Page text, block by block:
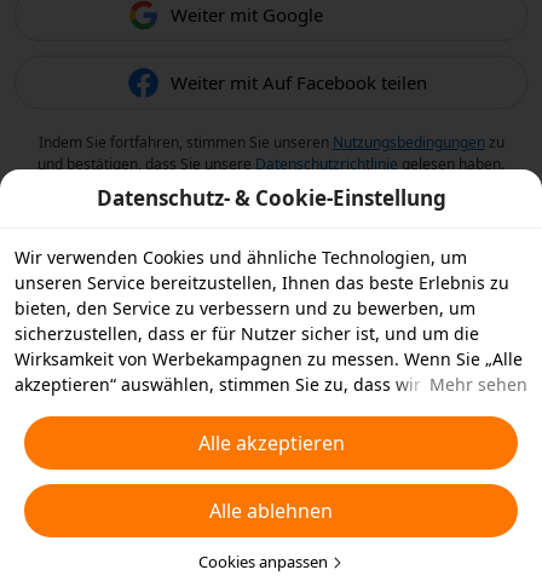
Weiter mit Google
Weiter mit Auf Facebook teilen
Indem Sie fortfahren, stimmen Sie unseren Nutzungsbedingungen zu
und bestätigen, dass Sie unsere Datenschutzrichtlinie gelesen haben.
Datenschutz- & Cookie-Einstellung
Wir verwenden Cookies und ähnliche Technologien, um
unseren Service bereitzustellen, Ihnen das beste Erlebnis zu
bieten, den Service zu verbessern und zu bewerben, um
sicherzustellen, dass er für Nutzer sicher ist, und um die
Wirksamkeit von Werbekampagnen zu messen. Wenn Sie „Alle
akzeptieren“ auswählen, stimmen Sie zu, dass wir und die
ähnliche Technologien für Werbezwecke auf Ihrem Gerät
speichern. Alternativ können Sie auch über „Alle ablehnen“
nicht notwendige Cookies ablehnen oder auswählen, welche
Arten von Cookies Sie akzeptieren oder deaktivieren möchten,
indem Sie unten oder jederzeit in Ihren
Datenschutzeinstellungen auf „Cookies anpassen“ klicken.
Mehr sehen
Alle akzeptieren
Alle ablehnen
Cookies anpassen